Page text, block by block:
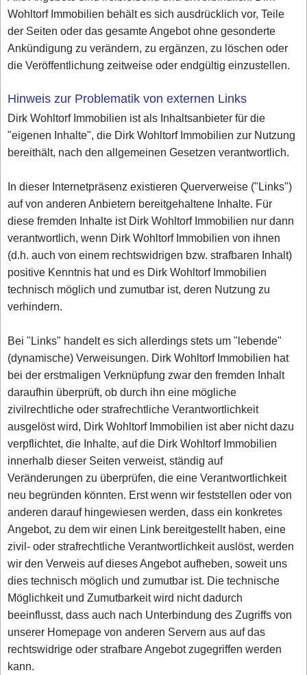
Wohltorf Immobilien behält es sich ausdrücklich vor, Teile
der Seiten oder das gesamte Angebot ohne gesonderte
Ankündigung zu verändern, zu ergänzen, zu löschen oder
die Veröffentlichung zeitweise oder endgültig einzustellen.
Hinweis zur Problematik von externen Links
Dirk Wohltorf Immobilien ist als Inhaltsanbieter für die
"eigenen Inhalte", die Dirk Wohltorf Immobilien zur Nutzung
bereithält, nach den allgemeinen Gesetzen verantwortlich.
In dieser Internetpräsenz existieren Querverweise ("Links")
auf von anderen Anbietern bereitgehaltene Inhalte. Für
diese fremden Inhalte ist Dirk Wohltorf Immobilien nur dann
verantwortlich, wenn Dirk Wohltorf Immobilien von ihnen
(d.h. auch von einem rechtswidrigen bzw. strafbaren Inhalt)
positive Kenntnis hat und es Dirk Wohltorf Immobilien
technisch möglich und zumutbar ist, deren Nutzung zu
verhindern.
Bei "Links" handelt es sich allerdings stets um "lebende"
(dynamische) Verweisungen. Dirk Wohltorf Immobilien hat
bei der erstmaligen Verknüpfung zwar den fremden Inhalt
daraufhin überprüft, ob durch ihn eine mögliche
zivilrechtliche oder strafrechtliche Verantwortlichkeit
ausgelöst wird, Dirk Wohltorf Immobilien ist aber nicht dazu
verpflichtet, die Inhalte, auf die Dirk Wohltorf Immobilien
innerhalb dieser Seiten verweist, ständig auf
Veränderungen zu überprüfen, die eine Verantwortlichkeit
neu begründen könnten. Erst wenn wir feststellen oder von
anderen darauf hingewiesen werden, dass ein konkretes
Angebot, zu dem wir einen Link bereitgestellt haben, eine
zivil- oder strafrechtliche Verantwortlichkeit auslöst, werden
wir den Verweis auf dieses Angebot aufheben, soweit uns
dies technisch möglich und zumutbar ist. Die technische
Möglichkeit und Zumutbarkeit wird nicht dadurch
beeinflusst, dass auch nach Unterbindung des Zugriffs von
unserer Homepage von anderen Servern aus auf das
rechtswidrige oder strafbare Angebot zugegriffen werden
kann.